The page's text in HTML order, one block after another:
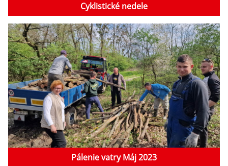
Cyklistické nedele
Pálenie vatry Máj 2023